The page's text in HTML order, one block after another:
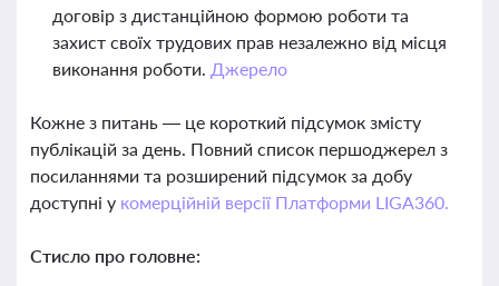
договір з дистанційною формою роботи та
захист своїх трудових прав незалежно від місця
виконання роботи. Джерело
Кожне з питань — це короткий підсумок змісту
публікацій за день. Повний список першоджерел з
посиланнями та розширений підсумок за добу
доступні у комерційній версії Платформи LIGA360.
Стисло про головне: